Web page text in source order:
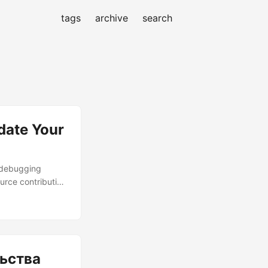
tags archive search
Your
contribution
Basic Code